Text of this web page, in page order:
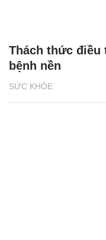
SỨC KHỎE
Thách thức
bệnh nền